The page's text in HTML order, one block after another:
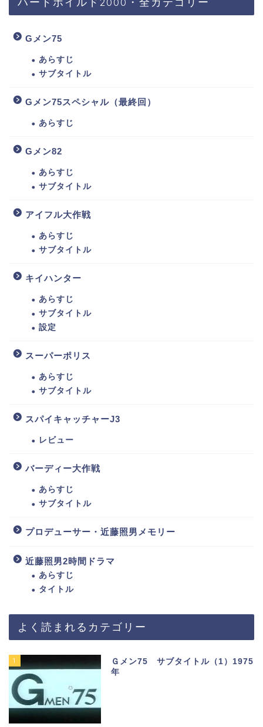
Gメン75
あらすじ
サブタイトル
Gメン75スペシャル（最終回）
あらすじ
Gメン82
あらすじ
サブタイトル
アイフル大作戦
あらすじ
サブタイトル
キイハンター
あらすじ
サブタイトル
設定
スーパーポリス
あらすじ
サブタイトル
スパイキャッチャーJ3
レビュー
バーディー大作戦
あらすじ
サブタイトル
プロデューサー・近藤照男メモリー
近藤照男2時間ドラマ
あらすじ
タイトル
よく読まれるカテゴリー
1
Ｇメン75 サブタイトル（1）1975
年